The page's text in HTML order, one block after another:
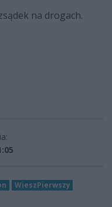
na drogach.
WieszPierwszy